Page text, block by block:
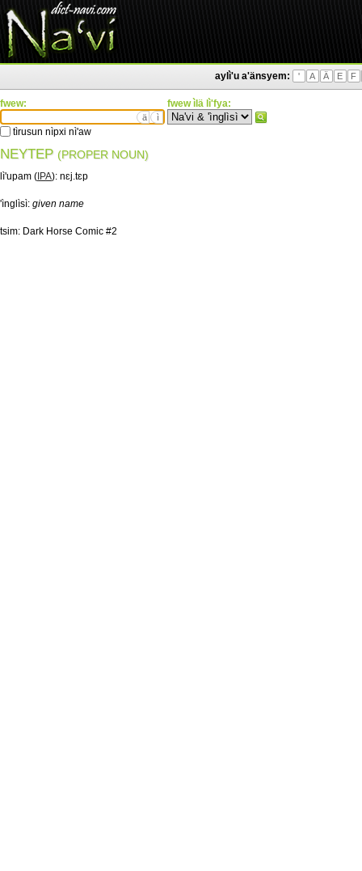
aylì'u a'änsyem: ' A Ä E F
fwew:
ä ì
tìrusun nìpxi nì'aw
fwew ìlä lì'fya:
NEYTEP (PROPER NOUN)
lì'upam ( IPA): nɛj.tɛp
'ìnglìsì: given name
tsim: Dark Horse Comic #2